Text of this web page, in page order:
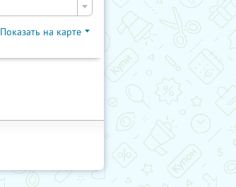
Показать на карте